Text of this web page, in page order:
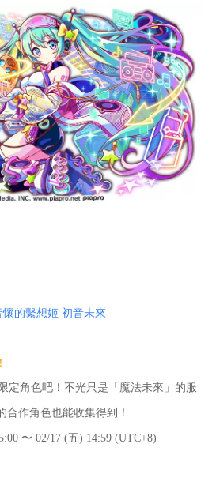
的繫想姬 初音未來
角色吧！不光只是「魔法未來」的服
合作角色也能收集得到！
〜 02/17 (五) 14:59 (UTC+8)